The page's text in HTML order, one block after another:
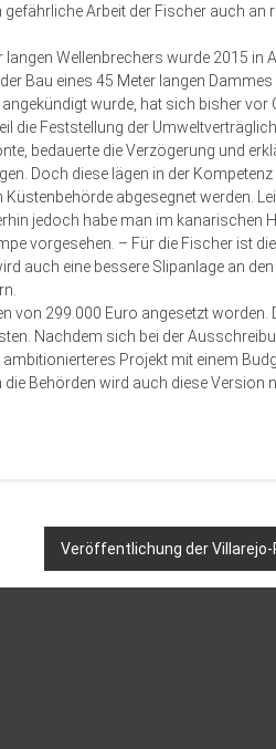
Arbeit der Fischer auch an
Wellenbrechers wurde 2015 in
Bau eines 45 Meter langen
wurde, hat sich bisher vor
die Feststellung der
bedauerte die Verzögerung und
Doch diese lägen in der
abgesegnet werden.
jedoch habe man im kanarischen
vorgesehen. – Für die Fischer ist
auch eine bessere Slipanlage an
von 299.000 Euro angesetzt worden.
Nachdem sich bei der
Projekt mit einem
Behörden wird auch diese Version
Veröffentlichung der